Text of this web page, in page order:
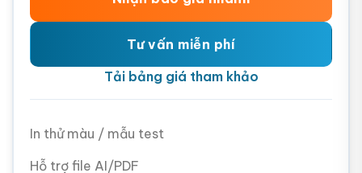
Tư vấn miễn phí
Tải bảng giá tham khảo
In thử màu / mẫu test
Hỗ trợ file AI/PDF